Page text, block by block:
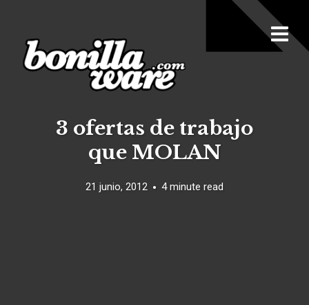
3 ofertas de trabajo
que MOLAN
21 junio, 2012 4 minute read